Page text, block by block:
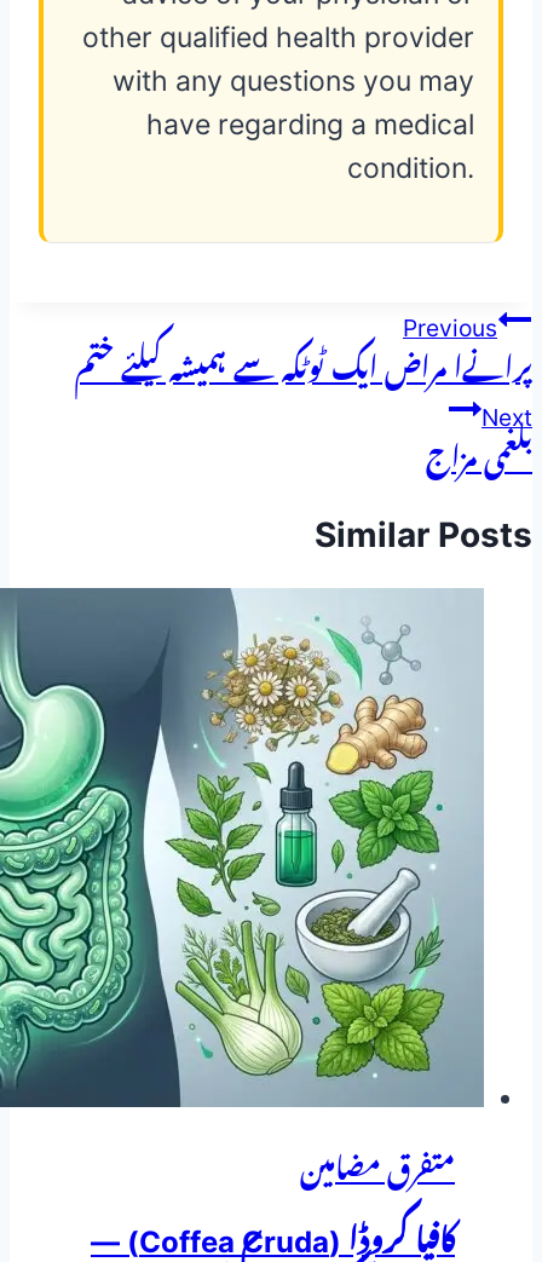
other qualified health provider
with any questions you may
have regarding a medical
condition.
پوسٹوں
کی
نیویگیشن
Previous
پرانےا مراض ایک ٹوٹکہ سے ہمیشہ کیلئے ختم
Next
بلغمی مزاج
Similar Posts
متفرق مضامین
کافیا کروڈا (Coffea Cruda) —